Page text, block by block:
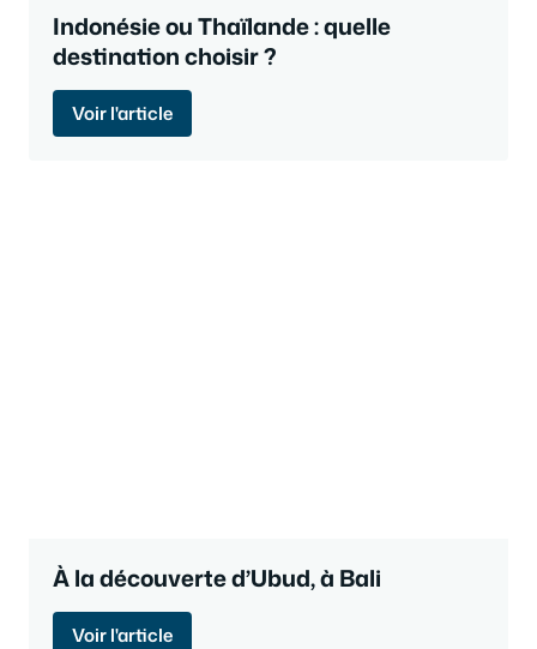
Indonésie ou Thaïlande : quelle
destination choisir ?
Voir l'article
À la découverte d’Ubud, à Bali
Voir l'article